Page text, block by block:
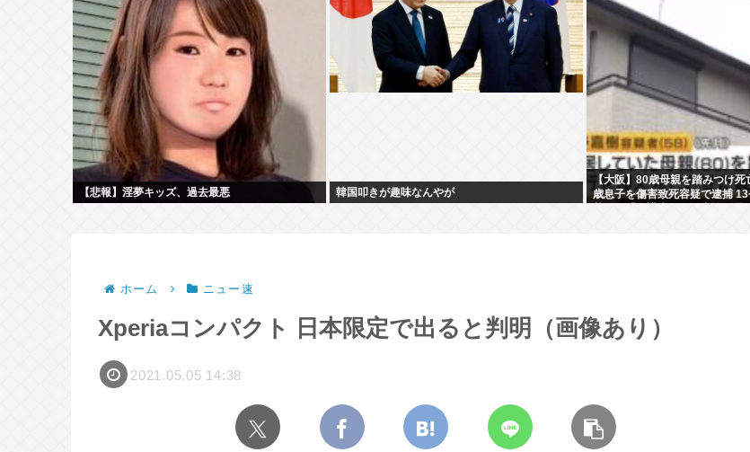
【悲報】淫夢キッズ、過去最悪 韓国叩きが趣味なんやが
【大阪】80歳母親を踏みつけ死
歳息子を傷害致死容疑で逮捕
ホーム ニュー速
Xperiaコンパクト 日本限定で出ると判明（画像あり）
2021.05.05 14:38